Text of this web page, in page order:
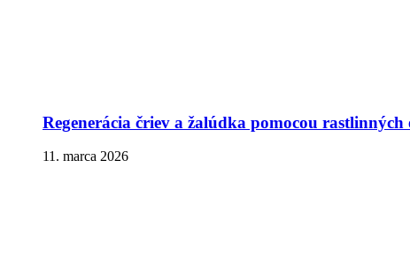
Regenerácia čriev a žalúdka pomocou
11. marca 2026